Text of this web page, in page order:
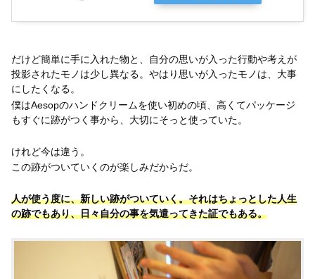
だけど簡単に手に入れた物と、自分の思いが入った行動や考えが
投影されたモノは少し異なる。やはり思いが入ったモノは、大事
にしたくなる。
僕はAesopのハンドクリームを使い初めの頃、高くてパッケージ
もすぐに跡がつく事から、大切にそっと使っていた。
けれど今は違う。
この跡がついていくのが楽しみだからだ。
人が使う度に、新しい跡がついていく。それはちょっとした人生
の跡でもあり、日々自分の事を気遣ってきた証でもある。